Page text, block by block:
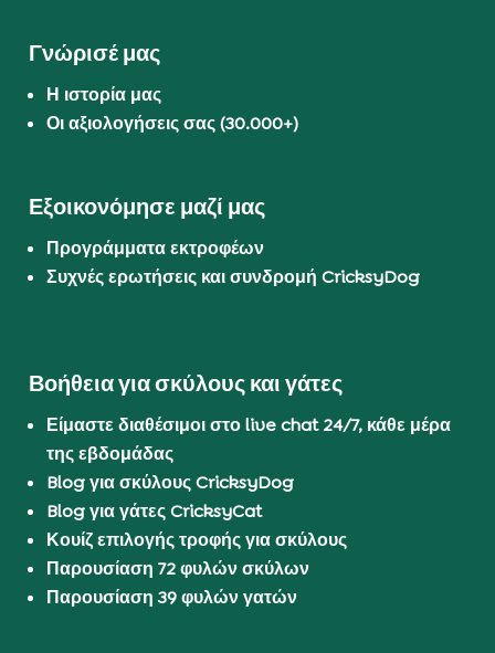
Γνώρισέ μας
Η ιστορία μας
Οι αξιολογήσεις σας (30.000+)
Εξοικονόμησε μαζί μας
Προγράμματα εκτροφέων
Συχνές ερωτήσεις και συνδρομή CricksyDog
Βοήθεια για σκύλους και γάτες
Είμαστε διαθέσιμοι στο live chat 24/7, κάθε μέρα
της εβδομάδας
Blog για σκύλους CricksyDog
Blog για γάτες CricksyCat
Κουίζ επιλογής τροφής για σκύλους
Παρουσίαση 72 φυλών σκύλων
Παρουσίαση 39 φυλών γατών